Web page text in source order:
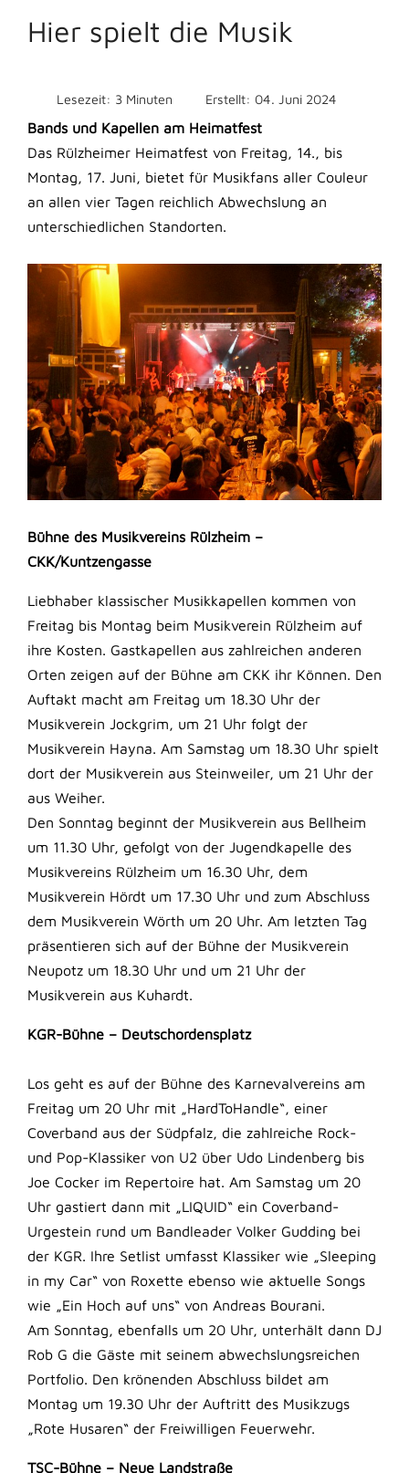
Hier spielt die Musik
Lesezeit: 3 Minuten Erstellt: 04. Juni 2024
Bands und Kapellen am Heimatfest
Das Rülzheimer Heimatfest von Freitag, 14., bis
Montag, 17. Juni, bietet für Musikfans aller Couleur
an allen vier Tagen reichlich Abwechslung an
unterschiedlichen Standorten.
Bühne des Musikvereins Rülzheim –
CKK/Kuntzengasse
Liebhaber klassischer Musikkapellen kommen von
Freitag bis Montag beim Musikverein Rülzheim auf
ihre Kosten. Gastkapellen aus zahlreichen anderen
Orten zeigen auf der Bühne am CKK ihr Können. Den
Auftakt macht am Freitag um 18.30 Uhr der
Musikverein Jockgrim, um 21 Uhr folgt der
Musikverein Hayna. Am Samstag um 18.30 Uhr spielt
dort der Musikverein aus Steinweiler, um 21 Uhr der
aus Weiher.
Den Sonntag beginnt der Musikverein aus Bellheim
um 11.30 Uhr, gefolgt von der Jugendkapelle des
Musikvereins Rülzheim um 16.30 Uhr, dem
Musikverein Hördt um 17.30 Uhr und zum Abschluss
dem Musikverein Wörth um 20 Uhr. Am letzten Tag
präsentieren sich auf der Bühne der Musikverein
Neupotz um 18.30 Uhr und um 21 Uhr der
Musikverein aus Kuhardt.
KGR-Bühne – Deutschordensplatz
Los geht es auf der Bühne des Karnevalvereins am
Freitag um 20 Uhr mit „HardToHandle“, einer
Coverband aus der Südpfalz, die zahlreiche Rock-
und Pop-Klassiker von U2 über Udo Lindenberg bis
Joe Cocker im Repertoire hat. Am Samstag um 20
Uhr gastiert dann mit „LIQUID“ ein Coverband-
Urgestein rund um Bandleader Volker Gudding bei
der KGR. Ihre Setlist umfasst Klassiker wie „Sleeping
in my Car“ von Roxette ebenso wie aktuelle Songs
wie „Ein Hoch auf uns“ von Andreas Bourani.
Am Sonntag, ebenfalls um 20 Uhr, unterhält dann DJ
Rob G die Gäste mit seinem abwechslungsreichen
Portfolio. Den krönenden Abschluss bildet am
Montag um 19.30 Uhr der Auftritt des Musikzugs
„Rote Husaren“ der Freiwilligen Feuerwehr.
TSC-Bühne – Neue Landstraße